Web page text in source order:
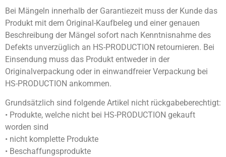
Bei Mängeln innerhalb der Garantiezeit muss der Kunde das
Produkt mit dem Original-Kaufbeleg und einer genauen
Beschreibung der Mängel sofort nach Kenntnisnahme des
Defekts unverzüglich an HS-PRODUCTION retournieren. Bei
Einsendung muss das Produkt entweder in der
Originalverpackung oder in einwandfreier Verpackung bei
HS-PRODUCTION ankommen.
Grundsätzlich sind folgende Artikel nicht rückgabeberechtigt:
• Produkte, welche nicht bei HS-PRODUCTION gekauft
worden sind
• nicht komplette Produkte
• Beschaffungsprodukte